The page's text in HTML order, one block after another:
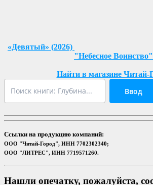
«Девятый» (2026)
"Небесное Воинство"
Найти в магазине Читай-
Ввод
Ссылки на продукцию компаний:
ООО "Читай-Город", ИНН 7702302340;
ООО "ЛИТРЕС", ИНН 7719571260.
Нашли опечатку, пожалуйста,